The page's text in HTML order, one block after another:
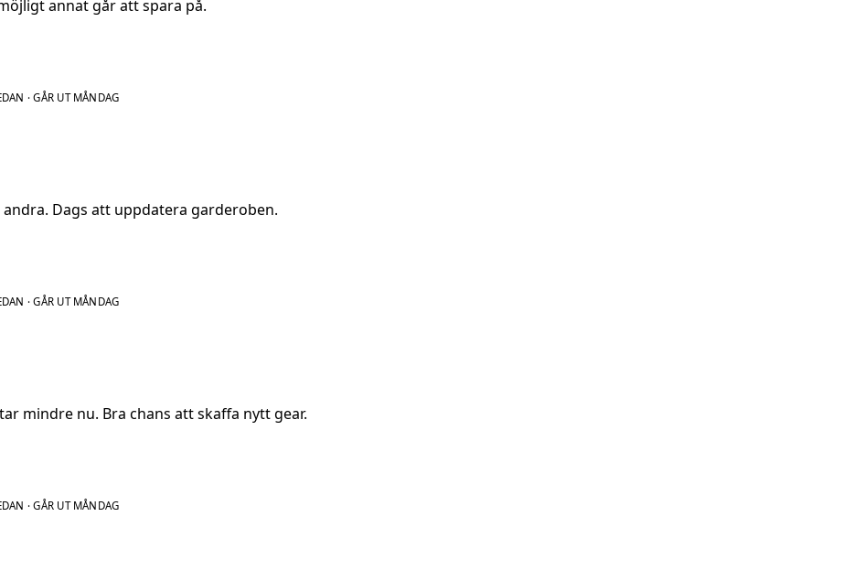
annat går att spara på.
· GÅR UT MÅNDAG
Dags att uppdatera garderoben.
· GÅR UT MÅNDAG
mindre nu. Bra chans att skaffa nytt gear.
· GÅR UT MÅNDAG